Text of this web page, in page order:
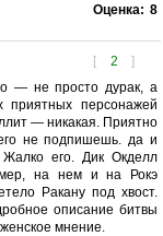
Оценка: 8
[ 2 ]
— не просто дурак, а
персонажей
— никакая. Приятно
не подпишешь. да и
его. Дик Окделл
на нем и на Рокэ
Ракану под хвост.
описание битвы
мнение.